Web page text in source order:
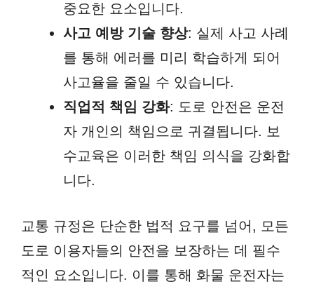
중요한 요소입니다.
사고 예방 기술 향상: 실제 사고 사례
를 통해 에러를 미리 학습하게 되어
사고율을 줄일 수 있습니다.
직업적 책임 강화: 도로 안전은 운전
자 개인의 책임으로 귀결됩니다. 보
수교육은 이러한 책임 의식을 강화합
니다.
교통 규정은 단순한 법적 요구를 넘어, 모든
도로 이용자들의 안전을 보장하는 데 필수
적인 요소입니다. 이를 통해 화물 운전자는